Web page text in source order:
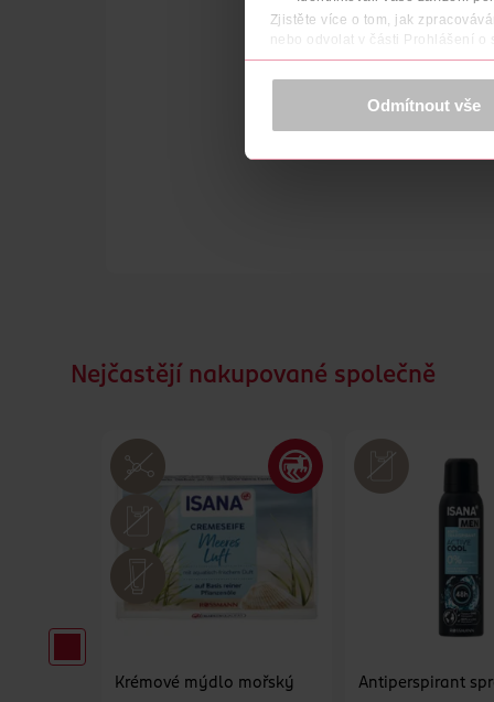
Zjistěte více o tom, jak
nebo odvolat v části Prohlášení o
K provozu stránek, personalizaci
prohlášení o
Děkujeme za pochopení. >více o
Odmítnout vše
Nejčastějí nakupované společně
Krémové mýdlo mořský
Antiperspirant